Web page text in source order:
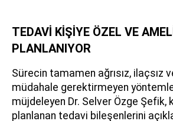
TEDAVİ KİŞİYE ÖZEL VE
PLANLANIYOR
Sürecin tamamen ağrısız, ilaçsız
müdahale gerektirmeyen
müjdeleyen Dr. Selver Özge Şefik,
planlanan tedavi bileşenlerini